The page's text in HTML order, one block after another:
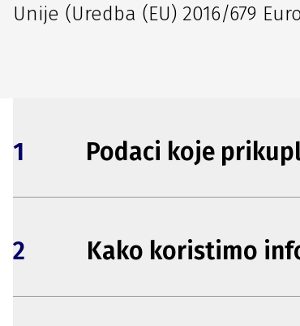
Unije (Uredba (EU) 2016/679
1 Podaci koje
2 Kako koristimo